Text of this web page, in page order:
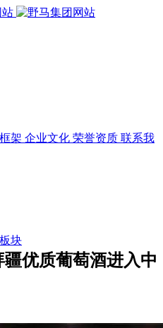
架 企业文化 荣誉资质 联系我
块
优质葡萄酒进入中